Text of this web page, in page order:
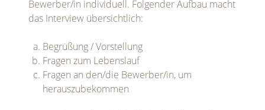
Bewerber/in individuell. Folgender Aufbau macht
das Interview übersichtlich:
Begrüßung / Vorstellung
Fragen zum Lebenslauf
Fragen an den/die Bewerber/in, um
herauszubekommen